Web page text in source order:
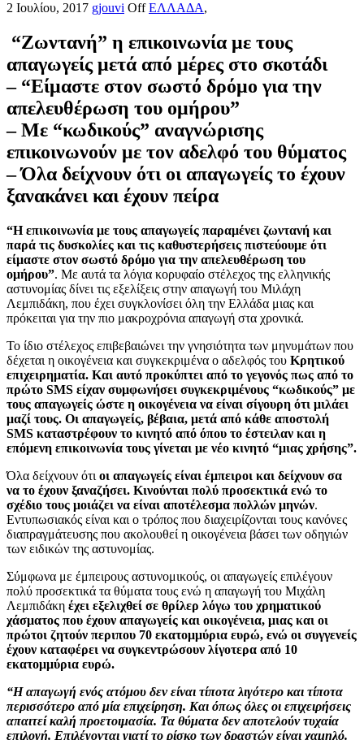
2 Ιουλίου, 2017 gjouvi Off ΕΛΛΑΔΑ,
“Ζωντανή” η επικοινωνία με τους
απαγωγείς μετά από μέρες στο σκοτάδι
– “Είμαστε στον σωστό δρόμο για την
απελευθέρωση του ομήρου”
– Με “κωδικούς” αναγνώρισης
επικοινωνούν με τον αδελφό του θύματος
– Όλα δείχνουν ότι οι απαγωγείς το έχουν
ξανακάνει και έχουν πείρα
“Η επικοινωνία με τους απαγωγείς παραμένει ζωντανή και
παρά τις δυσκολίες και τις καθυστερήσεις πιστεύουμε ότι
είμαστε στον σωστό δρόμο για την απελευθέρωση του
ομήρου”. Με αυτά τα λόγια κορυφαίο στέλεχος της ελληνικής
αστυνομίας δίνει τις εξελίξεις στην απαγωγή του Μιλάχη
Λεμπιδάκη, που έχει συγκλονίσει όλη την Ελλάδα μιας και
πρόκειται για την πιο μακροχρόνια απαγωγή στα χρονικά.
Το ίδιο στέλεχος επιβεβαιώνει την γνησιότητα των μηνυμάτων που
δέχεται η οικογένεια και συγκεκριμένα ο αδελφός του Κρητικού
επιχειρηματία. Και αυτό προκύπτει από το γεγονός πως από το
πρώτο SMS είχαν συμφωνήσει συγκεκριμένους “κωδικούς” με
τους απαγωγείς ώστε η οικογένεια να είναι σίγουρη ότι μιλάει
μαζί τους. Οι απαγωγείς, βέβαια, μετά από κάθε αποστολή
SMS καταστρέφουν το κινητό από όπου το έστειλαν και η
επόμενη επικοινωνία τους γίνεται με νέο κινητό “μιας χρήσης”.
Όλα δείχνουν ότι οι απαγωγείς είναι έμπειροι και δείχνουν σα
να το έχουν ξαναζήσει. Κινούνται πολύ προσεκτικά ενώ το
σχέδιο τους μοιάζει να είναι αποτέλεσμα πολλών μηνών.
Εντυπωσιακός είναι και ο τρόπος που διαχειρίζονται τους κανόνες
διαπραγμάτευσης που ακολουθεί η οικογένεια βάσει των οδηγιών
των ειδικών της αστυνομίας.
Σύμφωνα με έμπειρους αστυνομικούς, οι απαγωγείς επιλέγουν
πολύ προσεκτικά τα θύματα τους ενώ η απαγωγή του Μιχάλη
Λεμπιδάκη έχει εξελιχθεί σε θρίλερ λόγω του χρηματικού
χάσματος που έχουν απαγωγείς και οικογένεια, μιας και οι
πρώτοι ζητούν περιπου 70 εκατομμύρια ευρώ, ενώ οι συγγενείς
έχουν καταφέρει να συγκεντρώσουν λίγοτερα από 10
εκατομμύρια ευρώ.
“Η απαγωγή ενός ατόμου δεν είναι τίποτα λιγότερο και τίποτα
περισσότερο από μία επιχείρηση. Και όπως όλες οι επιχειρήσεις
απαιτεί καλή προετοιμασία. Τα θύματα δεν αποτελούν τυχαία
επιλογή. Επιλέγονται γιατί το ρίσκο των δραστών είναι χαμηλό.